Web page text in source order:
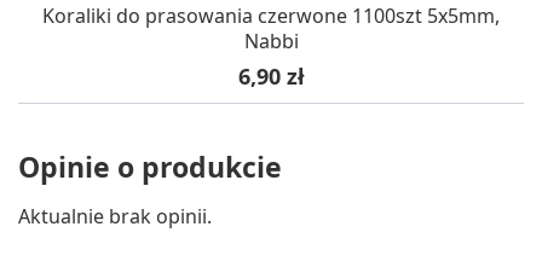
Koraliki do prasowania czerwone 1100szt 5x5mm,
Nabbi
Cena
6,90 zł
Opinie o produkcie
Aktualnie brak opinii.